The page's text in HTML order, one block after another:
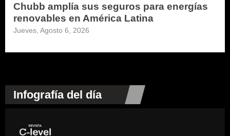
Chubb amplía sus seguros para energías
renovables en América Latina
Jueves, Agosto 6, 2026
Infografía del día